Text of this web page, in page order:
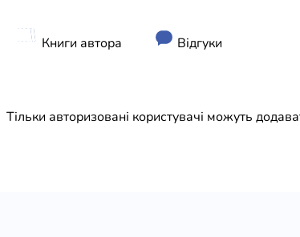
Книги автора Відгуки
Тільки авторизовані користувачі можуть